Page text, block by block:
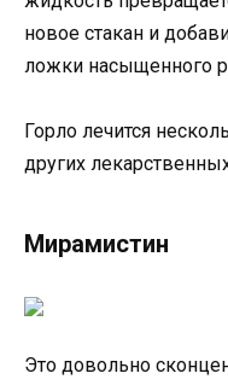
новое стакан и
ложки насыщенного
Горло лечится
других
Мирамистин
Это довольно